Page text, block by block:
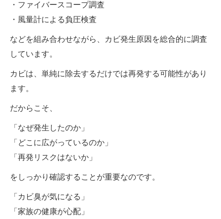
・ファイバースコープ調査
・風量計による負圧検査
などを組み合わせながら、カビ発生原因を総合的に調査
しています。
カビは、単純に除去するだけでは再発する可能性があり
ます。
だからこそ、
「なぜ発生したのか」
「どこに広がっているのか」
「再発リスクはないか」
をしっかり確認することが重要なのです。
「カビ臭が気になる」
「家族の健康が心配」